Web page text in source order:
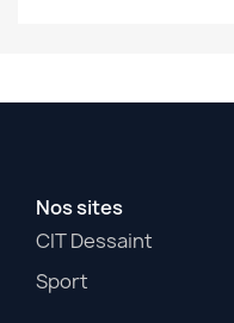
Nos sites
CIT Dessaint
Sport